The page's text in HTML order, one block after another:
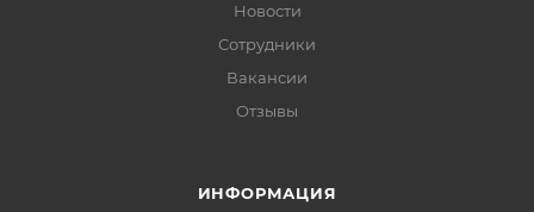
Новости
Сотрудники
Вакансии
Отзывы
ИНФОРМАЦИЯ